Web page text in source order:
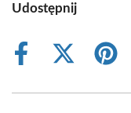
Udostępnij
Share
Share
(Twitter)
Share